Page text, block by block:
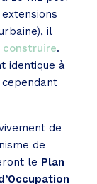
il
construire.
identique à
de
de
le Plan